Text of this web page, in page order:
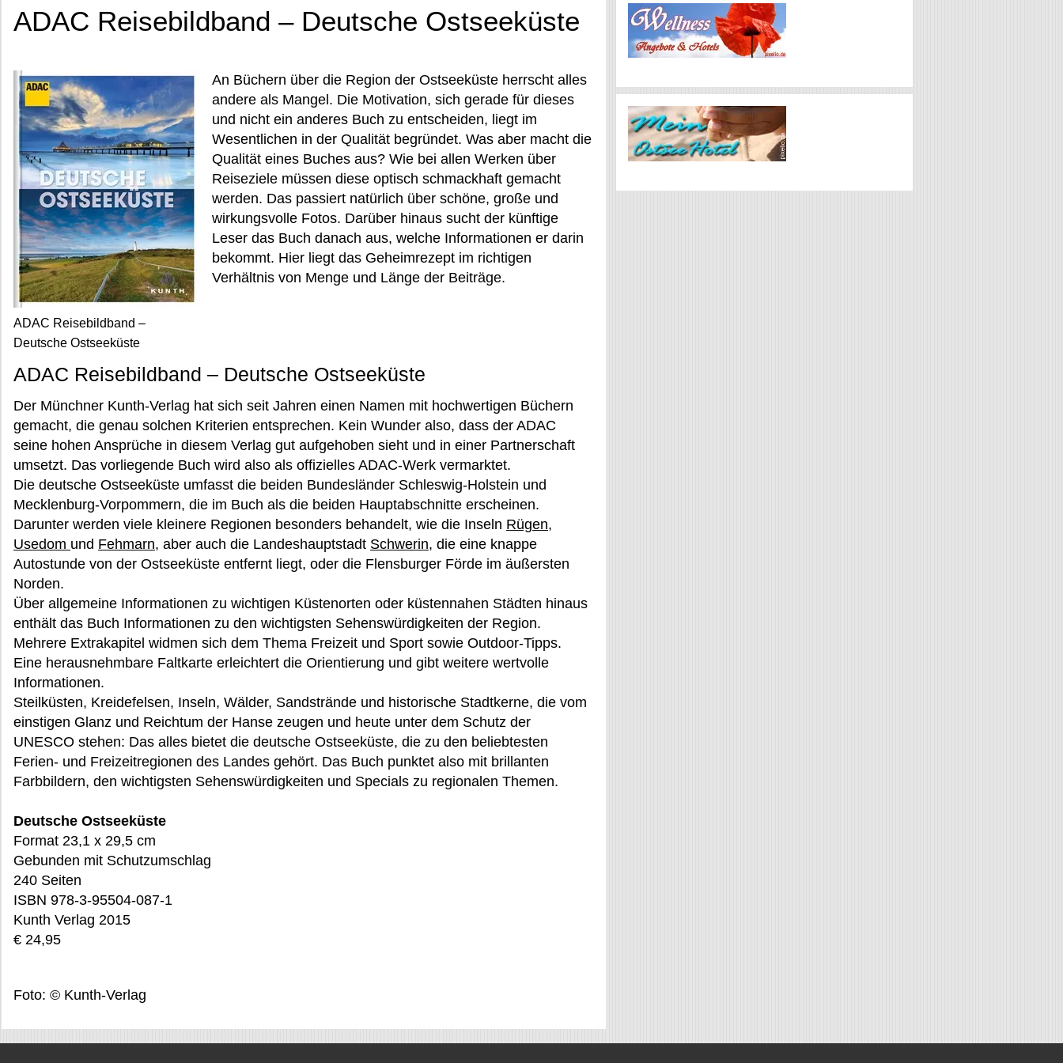
ADAC Reisebildband – Deutsche Ostseeküste
ADAC Reisebildband –
Deutsche Ostseeküste
An Büchern über die Region der Ostseeküste herrscht alles
andere als Mangel. Die Motivation, sich gerade für dieses
und nicht ein anderes Buch zu entscheiden, liegt im
Wesentlichen in der Qualität begründet. Was aber macht die
Qualität eines Buches aus? Wie bei allen Werken über
Reiseziele müssen diese optisch schmackhaft gemacht
werden. Das passiert natürlich über schöne, große und
wirkungsvolle Fotos. Darüber hinaus sucht der künftige
Leser das Buch danach aus, welche Informationen er darin
bekommt. Hier liegt das Geheimrezept im richtigen
Verhältnis von Menge und Länge der Beiträge.
ADAC Reisebildband – Deutsche Ostseeküste
Der Münchner Kunth-Verlag hat sich seit Jahren einen Namen mit hochwertigen Büchern
gemacht, die genau solchen Kriterien entsprechen. Kein Wunder also, dass der ADAC
seine hohen Ansprüche in diesem Verlag gut aufgehoben sieht und in einer Partnerschaft
umsetzt. Das vorliegende Buch wird also als offizielles ADAC-Werk vermarktet.
Die deutsche Ostseeküste umfasst die beiden Bundesländer Schleswig-Holstein und
Mecklenburg-Vorpommern, die im Buch als die beiden Hauptabschnitte erscheinen.
Darunter werden viele kleinere Regionen besonders behandelt, wie die Inseln Rügen,
Usedom und Fehmarn, aber auch die Landeshauptstadt Schwerin, die eine knappe
Autostunde von der Ostseeküste entfernt liegt, oder die Flensburger Förde im äußersten
Norden.
Über allgemeine Informationen zu wichtigen Küstenorten oder küstennahen Städten hinaus
enthält das Buch Informationen zu den wichtigsten Sehenswürdigkeiten der Region.
Mehrere Extrakapitel widmen sich dem Thema Freizeit und Sport sowie Outdoor-Tipps.
Eine herausnehmbare Faltkarte erleichtert die Orientierung und gibt weitere wertvolle
Informationen.
Steilküsten, Kreidefelsen, Inseln, Wälder, Sandstrände und historische Stadtkerne, die vom
einstigen Glanz und Reichtum der Hanse zeugen und heute unter dem Schutz der
UNESCO stehen: Das alles bietet die deutsche Ostseeküste, die zu den beliebtesten
Ferien- und Freizeitregionen des Landes gehört. Das Buch punktet also mit brillanten
Farbbildern, den wichtigsten Sehenswürdigkeiten und Specials zu regionalen Themen.
Deutsche Ostseeküste
Format 23,1 x 29,5 cm
Gebunden mit Schutzumschlag
240 Seiten
ISBN 978-3-95504-087-1
Kunth Verlag 2015
€ 24,95
Foto: © Kunth-Verlag